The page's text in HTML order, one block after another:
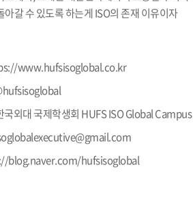
아갈 수 있도록 하는게 ISO의 존재 이유이자
www.hufsisoglobal.co.kr
국외대 국제학생회 HUFS ISO Global Campus
blog.naver.com/hufsisoglobal